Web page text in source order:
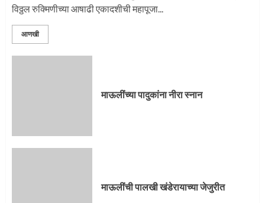
विठ्ठल रुक्मिणीच्या आषाढी एकादशीची महापूजा...
आणखी
माऊलींच्या पादुकांना नीरा स्नान
माऊलींची पालखी खंडेरायाच्या जेजुरीत